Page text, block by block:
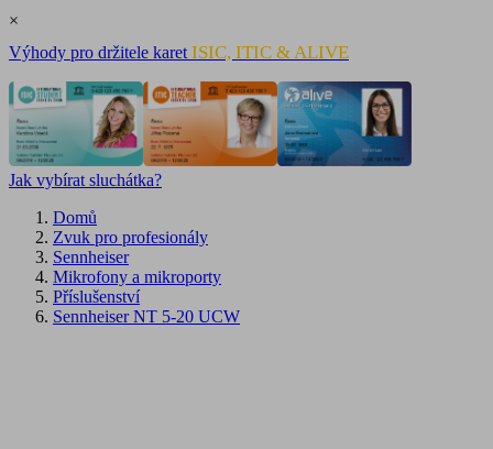
×
Výhody pro držitele karet ISIC, ITIC & ALIVE
Jak vybírat sluchátka?
Domů
Zvuk pro profesionály
Sennheiser
Mikrofony a mikroporty
Příslušenství
Sennheiser NT 5-20 UCW